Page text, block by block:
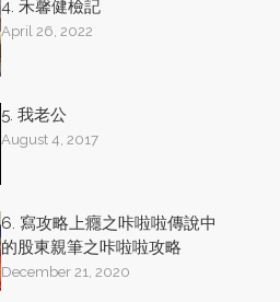
4. 禾馨健檢記
April 26, 2022
5. 我老公
August 4, 2017
6. 寫攻略上癮之咔啦啦傳說中
的股東親筆之咔啦啦攻略
December 21, 2020